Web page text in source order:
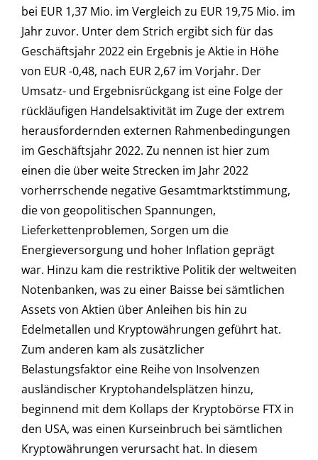
bei EUR 1,37 Mio. im Vergleich zu EUR 19,75 Mio. im
Jahr zuvor. Unter dem Strich ergibt sich für das
Geschäftsjahr 2022 ein Ergebnis je Aktie in Höhe
von EUR -0,48, nach EUR 2,67 im Vorjahr. Der
Umsatz- und Ergebnisrückgang ist eine Folge der
rückläufigen Handelsaktivität im Zuge der extrem
herausfordernden externen Rahmenbedingungen
im Geschäftsjahr 2022. Zu nennen ist hier zum
einen die über weite Strecken im Jahr 2022
vorherrschende negative Gesamtmarktstimmung,
die von geopolitischen Spannungen,
Lieferkettenproblemen, Sorgen um die
Energieversorgung und hoher Inflation geprägt
war. Hinzu kam die restriktive Politik der weltweiten
Notenbanken, was zu einer Baisse bei sämtlichen
Assets von Aktien über Anleihen bis hin zu
Edelmetallen und Kryptowährungen geführt hat.
Zum anderen kam als zusätzlicher
Belastungsfaktor eine Reihe von Insolvenzen
ausländischer Kryptohandelsplätzen hinzu,
beginnend mit dem Kollaps der Kryptobörse FTX in
den USA, was einen Kurseinbruch bei sämtlichen
Kryptowährungen verursacht hat. In diesem